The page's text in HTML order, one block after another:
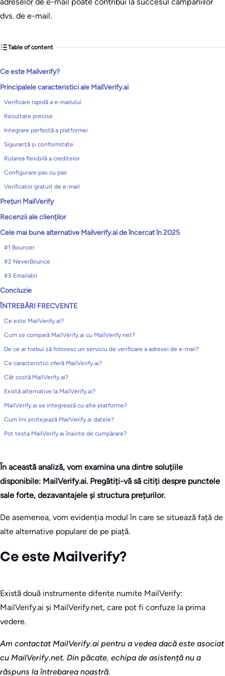
dvs. de e-mail.
Table of content
Ce este Mailverify?
Principalele caracteristici ale MailVerify.ai
Verificare rapidă a e-mailului
Rezultate precise
Integrare perfectă a platformei
Siguranță și conformitate
Rularea flexibilă a creditelor
Configurare pas cu pas
Verificator gratuit de e-mail
Prețuri MailVerify
Recenzii ale clienților
Cele mai bune alternative Mailverify.ai de încercat în 2025
#1 Bouncer
#2 NeverBounce
#3 Emailabil
Concluzie
ÎNTREBĂRI FRECVENTE
Ce este MailVerify.ai?
Cum se compară MailVerify.ai cu MailVerify.net?
De ce ar trebui să folosesc un serviciu de verificare a adresei de e-mail?
Ce caracteristici oferă MailVerify.ai?
Cât costă MailVerify.ai?
Există alternative la MailVerify.ai?
MailVerify.ai se integrează cu alte platforme?
Cum îmi protejează MailVerify.ai datele?
Pot testa MailVerify.ai înainte de cumpărare?
În această analiză, vom examina una dintre soluțiile
disponibile: MailVerify.ai. Pregătiți-vă să citiți despre punctele
sale forte, dezavantajele și structura prețurilor.
De asemenea, vom evidenția modul în care se situează față de
alte alternative populare de pe piață.
Ce este Mailverify?
Există două instrumente diferite numite MailVerify:
MailVerify.ai și MailVerify.net, care pot fi confuze la prima
vedere.
Am contactat MailVerify.ai pentru a vedea dacă este asociat
cu MailVerify.net. Din păcate, echipa de asistență nu a
răspuns la întrebarea noastră.